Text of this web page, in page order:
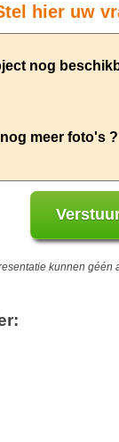
hier uw
kunnen